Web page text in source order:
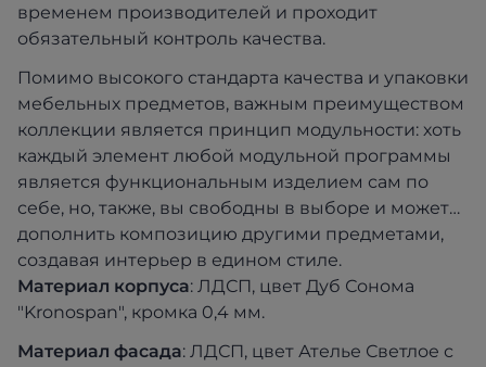
временем производителей и проходит
обязательный контроль качества.
Помимо высокого стандарта качества и упаковки
мебельных предметов, важным преимуществом
коллекции является принцип модульности: хоть
каждый элемент любой модульной программы
является функциональным изделием сам по
себе, но, также, вы свободны в выборе и можете
дополнить композицию другими предметами,
создавая интерьер в едином стиле.
Материал корпуса: ЛДСП, цвет Дуб Сонома
"Kronospan", кромка 0,4 мм.
Материал фасада: ЛДСП, цвет Ателье Светлое с